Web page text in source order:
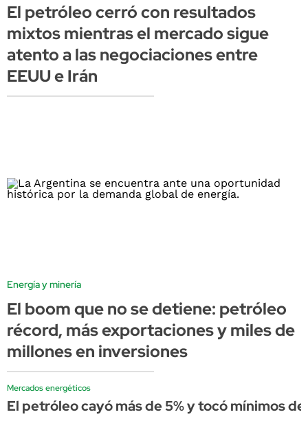
El petróleo cerró con resultados
mixtos mientras el mercado sigue
atento a las negociaciones entre
EEUU e Irán
Energía y minería
El boom que no se detiene: petróleo
récord, más exportaciones y miles de
millones en inversiones
Mercados energéticos
El petróleo cayó más de 5% y tocó mínimos